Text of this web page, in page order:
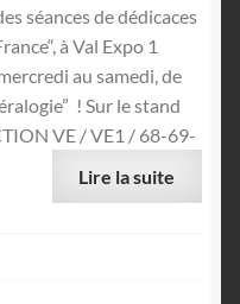
séances de dédicaces
à Val Expo 1
au samedi, de
! Sur le stand
VE / VE1 / 68-69-
Lire la suite